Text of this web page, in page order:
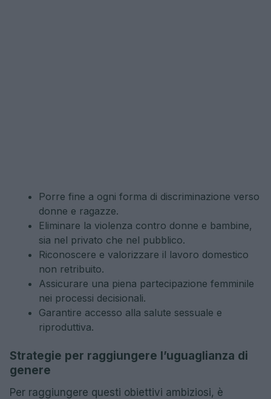
Porre fine a ogni forma di discriminazione verso
donne e ragazze.
Eliminare la violenza contro donne e bambine,
sia nel privato che nel pubblico.
Riconoscere e valorizzare il lavoro domestico
non retribuito.
Assicurare una piena partecipazione femminile
nei processi decisionali.
Garantire accesso alla salute sessuale e
riproduttiva.
Strategie per raggiungere l’uguaglianza di
genere
Per raggiungere questi obiettivi ambiziosi, è